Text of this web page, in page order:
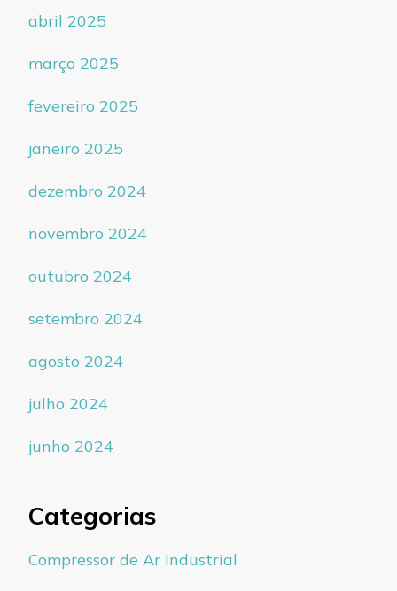
abril 2025
março 2025
fevereiro 2025
janeiro 2025
dezembro 2024
novembro 2024
outubro 2024
setembro 2024
agosto 2024
julho 2024
junho 2024
Categorias
Compressor de Ar Industrial